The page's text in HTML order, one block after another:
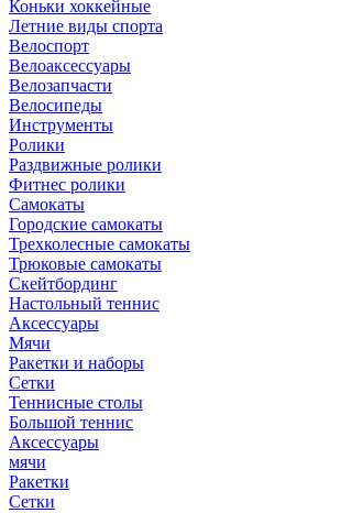
Коньки хоккейные
Летние виды спорта
Велоспорт
Велоаксессуары
Велозапчасти
Велосипеды
Инструменты
Ролики
Раздвижные ролики
Фитнес ролики
Самокаты
Городские самокаты
Трехколесные самокаты
Трюковые самокаты
Скейтбординг
Настольный теннис
Аксессуары
Мячи
Ракетки и наборы
Сетки
Теннисные столы
Большой теннис
Аксессуары
мячи
Ракетки
Сетки